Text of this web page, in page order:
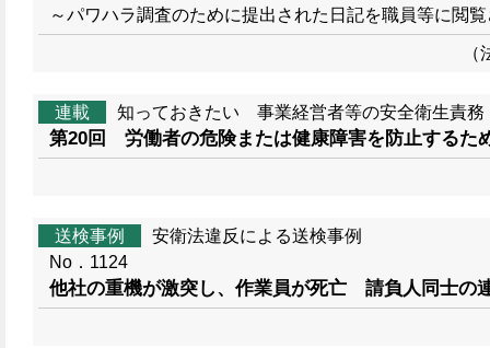
～パワハラ調査のために提出された日記を職員等に閲
連載 知っておきたい 事業経営者等の安全衛生責務
第20回 労働者の危険または健康障害を防止するた
送検事例
安衛法違反による送検事例
No．1124
他社の重機が激突し、作業員が死亡 請負人同士の